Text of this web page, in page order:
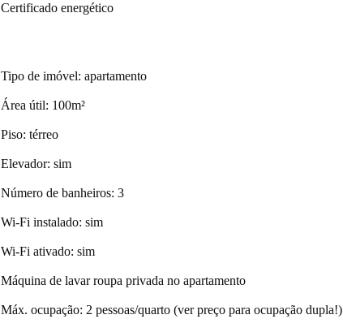
Certificado energético
Tipo de imóvel: apartamento
Área útil: 100m²
Piso: térreo
Elevador: sim
Número de banheiros: 3
Wi-Fi instalado: sim
Wi-Fi ativado: sim
Máquina de lavar roupa privada no apartamento
Máx. ocupação: 2 pessoas/quarto (ver preço para ocupação dupla!)